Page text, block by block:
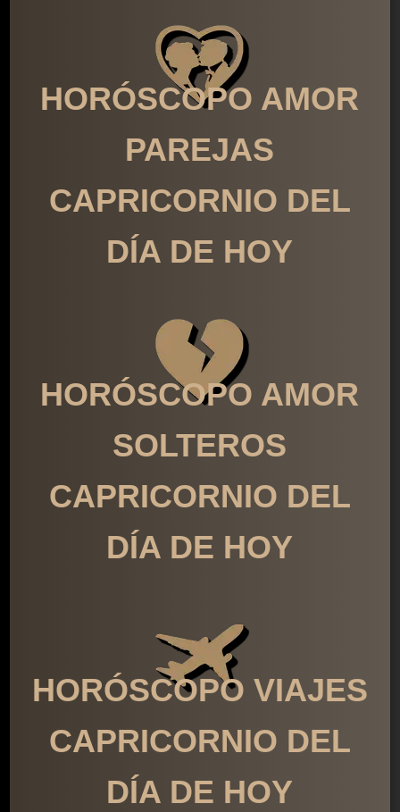
HORÓSCOPO AMOR
PAREJAS
CAPRICORNIO DEL
DÍA DE HOY
HORÓSCOPO AMOR
SOLTEROS
CAPRICORNIO DEL
DÍA DE HOY
HORÓSCOPO VIAJES
CAPRICORNIO DEL
DÍA DE HOY